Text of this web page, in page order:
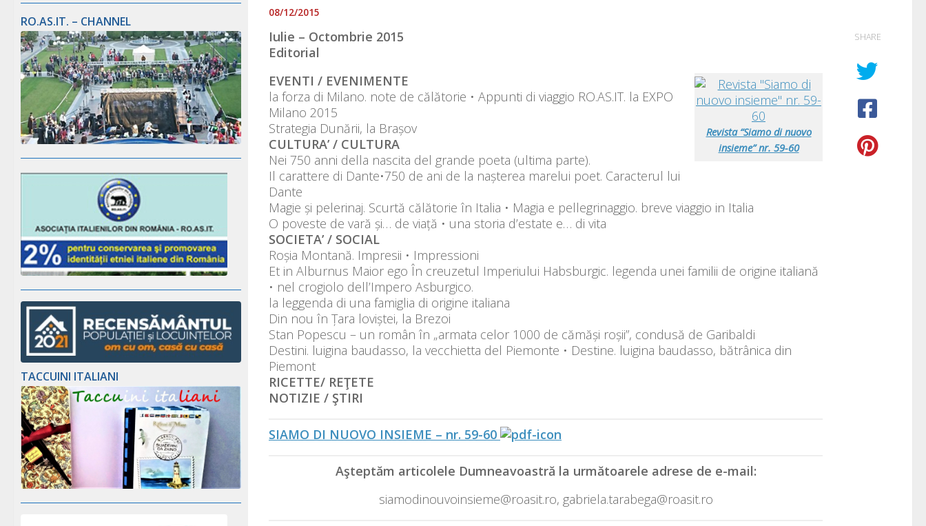
08/12/2015
Iulie – Octombrie 2015
Editorial
Revista “Siamo di nuovo
insieme” nr. 59-60
EVENTI / EVENIMENTE
la forza di Milano. note de călătorie • Appunti di viaggio RO.AS.IT. la EXPO
Milano 2015
Strategia Dunării, la Brașov
CULTURA’ / CULTURA
Nei 750 anni della nascita del grande poeta (ultima parte).
Il carattere di Dante•750 de ani de la nașterea marelui poet. Caracterul lui
Dante
Magie și pelerinaj. Scurtă călătorie în Italia • Magia e pellegrinaggio. breve viaggio in Italia
O poveste de vară și… de viață • una storia d’estate e… di vita
SOCIETA’ / SOCIAL
Roșia Montană. Impresii • Impressioni
Et in Alburnus Maior ego În creuzetul Imperiului Habsburgic. legenda unei familii de origine italiană
• nel crogiolo dell’Impero Asburgico.
la leggenda di una famiglia di origine italiana
Din nou în Țara loviștei, la Brezoi
Stan Popescu – un român în „armata celor 1000 de cămăși roșii”, condusă de Garibaldi
Destini. luigina baudasso, la vecchietta del Piemonte • Destine. luigina baudasso, bătrânica din
Piemont
RICETTE/ REŢETE
NOTIZIE / ŞTIRI
SIAMO DI NUOVO INSIEME – nr. 59-60
Aşteptăm articolele Dumneavoastră la următoarele adrese de e-mail:
siamodinouvoinsieme@roasit.ro, gabriela.tarabega@roasit.ro
SHARE
RO.AS.IT. – CHANNEL
TACCUINI ITALIANI